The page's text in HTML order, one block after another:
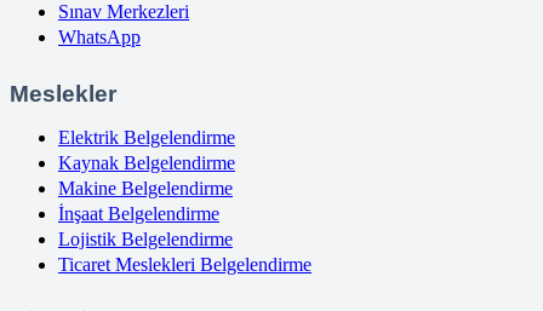
Sınav Merkezleri
WhatsApp
Meslekler
Elektrik Belgelendirme
Kaynak Belgelendirme
Makine Belgelendirme
İnşaat Belgelendirme
Lojistik Belgelendirme
Ticaret Meslekleri Belgelendirme